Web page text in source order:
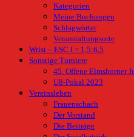
Kategorien
Meine Buchungen
Schlagwörter
Veranstaltungsorte
Wrist – ESC I = 1,5:6,5
Sonstige Turniere
45. Offene Elmshorner
U8-Pokal 2023
Vereinsleben
Frauenschach
Der Vorstand
Die Beiträge